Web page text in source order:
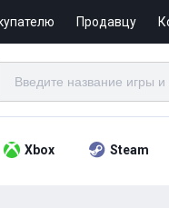
Продавцу
Xbox Steam